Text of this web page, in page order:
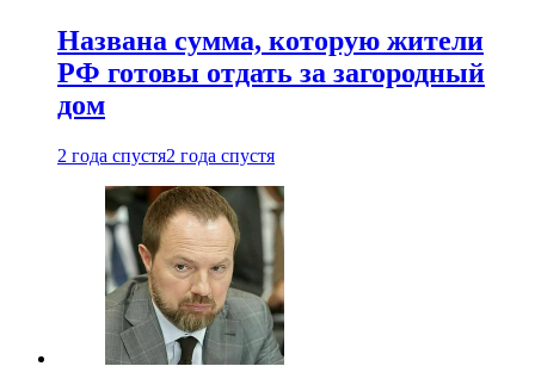
Названа сумма, которую жители
РФ готовы отдать за загородный
дом
2 года спустя2 года спустя